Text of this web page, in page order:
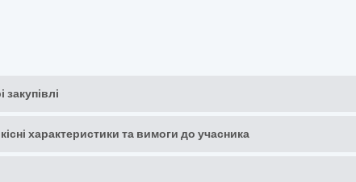
характеристики та вимоги до учасника